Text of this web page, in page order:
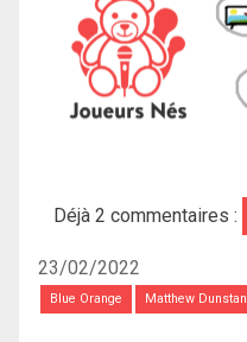
Déjà 2 commentaires :
23/02/2022
Blue Orange Matthew Dunstan